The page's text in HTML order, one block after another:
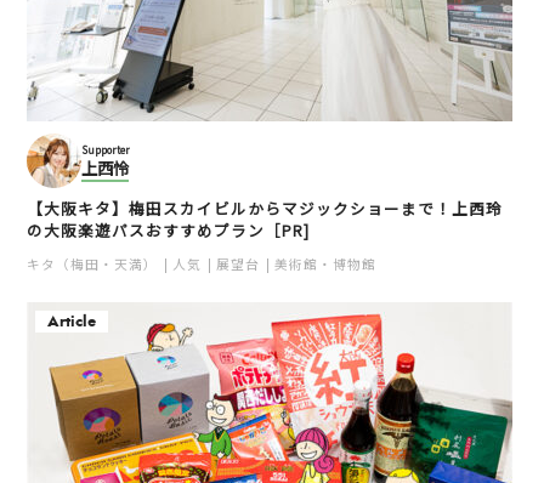
Supporter
上西怜
【大阪キタ】梅田スカイビルからマジックショーまで！上西玲
の大阪楽遊パスおすすめプラン［PR]
キタ（梅田・天満） 人気 展望台 美術館・博物館
Article